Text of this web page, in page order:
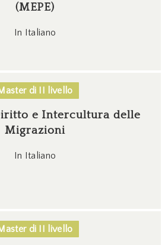
(MEPE)
In Italiano
di II livello
e Intercultura delle
Migrazioni
In Italiano
di II livello